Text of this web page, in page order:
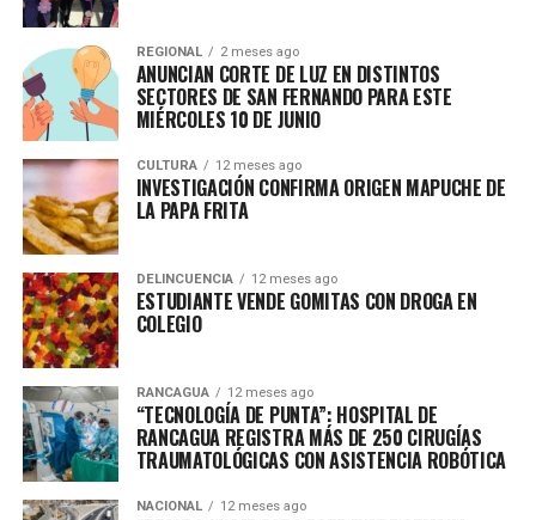
REGIONAL 2 meses ago
ANUNCIAN CORTE DE LUZ EN DISTINTOS
SECTORES DE SAN FERNANDO PARA ESTE
MIÉRCOLES 10 DE JUNIO
CULTURA 12 meses ago
INVESTIGACIÓN CONFIRMA ORIGEN MAPUCHE DE
LA PAPA FRITA
DELINCUENCIA 12 meses ago
ESTUDIANTE VENDE GOMITAS CON DROGA EN
COLEGIO
RANCAGUA 12 meses ago
“TECNOLOGÍA DE PUNTA”: HOSPITAL DE
RANCAGUA REGISTRA MÁS DE 250 CIRUGÍAS
TRAUMATOLÓGICAS CON ASISTENCIA ROBÓTICA
NACIONAL 12 meses ago